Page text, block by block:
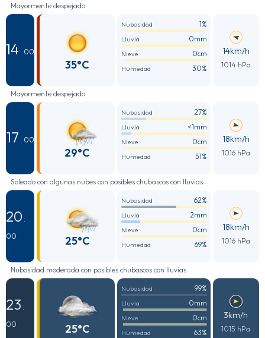
Mayormente despejado
14 : 00
35°C
Nubosidad 1%
Lluvia 0mm
Nieve 0cm
Humedad 30%
14km/h
1014 hPa
Mayormente despejado
17 : 00
29°C
Nubosidad 27%
Lluvia <1mm
Nieve 0cm
Humedad 51%
18km/h
1016 hPa
Soleado con algunas nubes con posibles chubascos con lluvias
20 :
00
25°C
Nubosidad 62%
Lluvia 2mm
Nieve 0cm
Humedad 69%
18km/h
1016 hPa
Nubosidad moderada con posibles chubascos con lluvias
23 :
00
25°C
Nubosidad 99%
Lluvia 0mm
Nieve 0cm
Humedad 63%
3km/h
1015 hPa